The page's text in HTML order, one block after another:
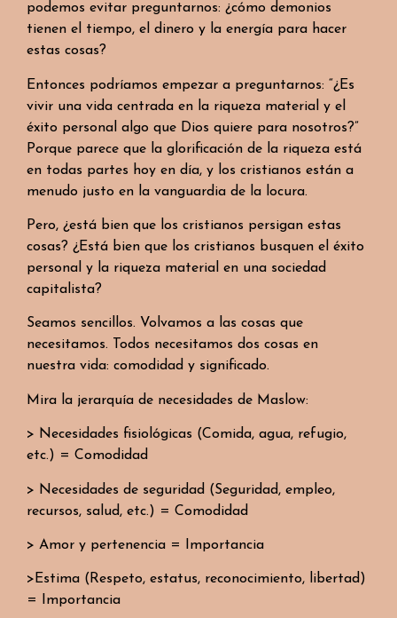
podemos evitar preguntarnos: ¿cómo demonios
tienen el tiempo, el dinero y la energía para hacer
estas cosas?
Entonces podríamos empezar a preguntarnos: “¿Es
vivir una vida centrada en la riqueza material y el
éxito personal algo que Dios quiere para nosotros?”
Porque parece que la glorificación de la riqueza está
en todas partes hoy en día, y los cristianos están a
menudo justo en la vanguardia de la locura.
Pero, ¿está bien que los cristianos persigan estas
cosas? ¿Está bien que los cristianos busquen el éxito
personal y la riqueza material en una sociedad
capitalista?
Seamos sencillos. Volvamos a las cosas que
necesitamos. Todos necesitamos dos cosas en
nuestra vida: comodidad y significado.
Mira la jerarquía de necesidades de Maslow:
> Necesidades fisiológicas (Comida, agua, refugio,
etc.) = Comodidad
> Necesidades de seguridad (Seguridad, empleo,
recursos, salud, etc.) = Comodidad
> Amor y pertenencia = Importancia
>Estima (Respeto, estatus, reconocimiento, libertad)
= Importancia